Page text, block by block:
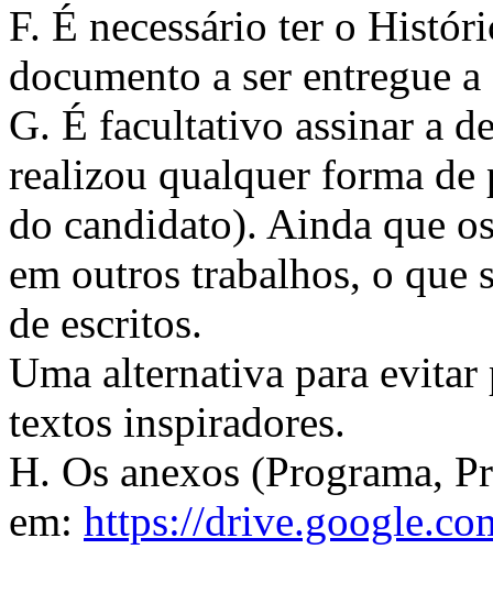
F. É necessário ter o
documento a ser entregue
G. É facultativo assinar a
realizou qualquer forma
do candidato). Ainda que
em outros trabalhos, o que
de escritos.
Uma alternativa para evitar
textos inspiradores.
H. Os anexos (Programa,
em: https://